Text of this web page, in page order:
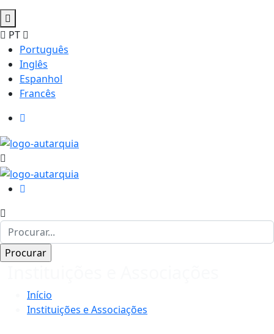
PT
Português
Inglês
Espanhol
Francês
Início
Instituições e Associações